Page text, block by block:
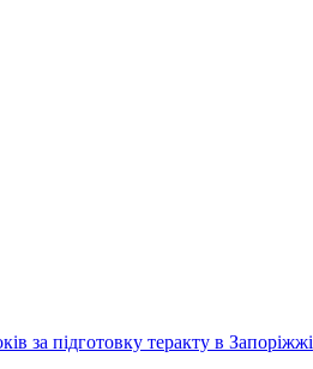
за підготовку теракту в Запоріжжі